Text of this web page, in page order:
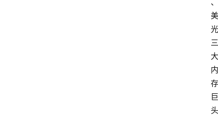
、
美
光
三
大
内
存
巨
头